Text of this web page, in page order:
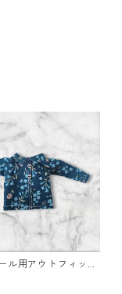
ル用アウトフィッ
長そでシャツ 青×
ュアル リアルク